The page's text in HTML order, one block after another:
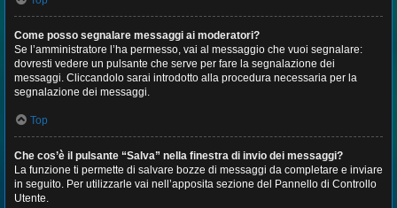
Come posso segnalare messaggi ai moderatori?
Se l’amministratore l’ha permesso, vai al messaggio che vuoi segnalare:
dovresti vedere un pulsante che serve per fare la segnalazione dei
messaggi. Cliccandolo sarai introdotto alla procedura necessaria per la
segnalazione dei messaggi.
Top
Che cos’è il pulsante “Salva” nella finestra di invio dei messaggi?
La funzione ti permette di salvare bozze di messaggi da completare e inviare
in seguito. Per utilizzarle vai nell’apposita sezione del Pannello di Controllo
Utente.